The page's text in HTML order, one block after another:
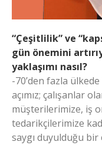
“Çeşitlilik” ve
gün önemini
yaklaşımı nasıl?
-70’den fazla
açımız; çalışanlar
müşterilerimize, iş
tedarikçilerimize
saygı duyulduğu